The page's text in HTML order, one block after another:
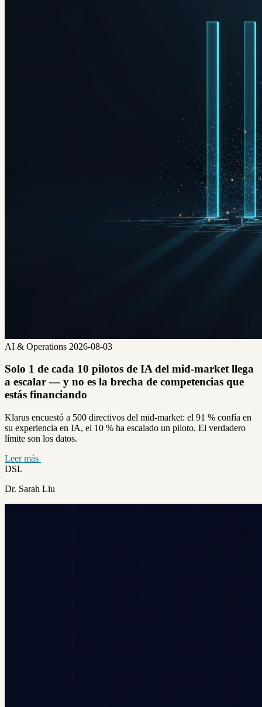
AI & Operations 2026-08-03
Solo 1 de cada 10 pilotos de IA del mid-market llega
a escalar — y no es la brecha de competencias que
estás financiando
Klarus encuestó a 500 directivos del mid-market: el 91 % confía en
su experiencia en IA, el 10 % ha escalado un piloto. El verdadero
límite son los datos.
Leer más
DSL
Dr. Sarah Liu